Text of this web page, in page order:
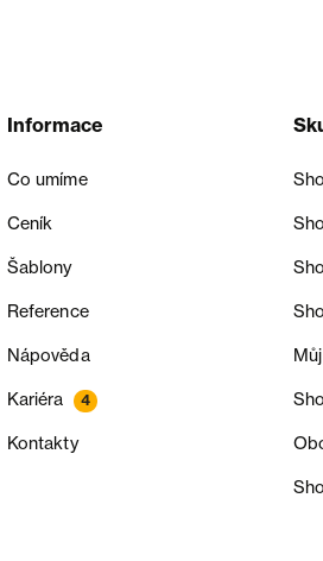
Informace
Co umíme
Ceník
Šablony
Reference
Nápověda
Kariéra 4
Kontakty